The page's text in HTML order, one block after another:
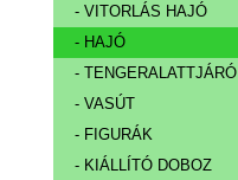
- VITORLÁS HAJÓ
- HAJÓ
- TENGERALATTJÁRÓ
- VASÚT
- FIGURÁK
- KIÁLLÍTÓ DOBOZ